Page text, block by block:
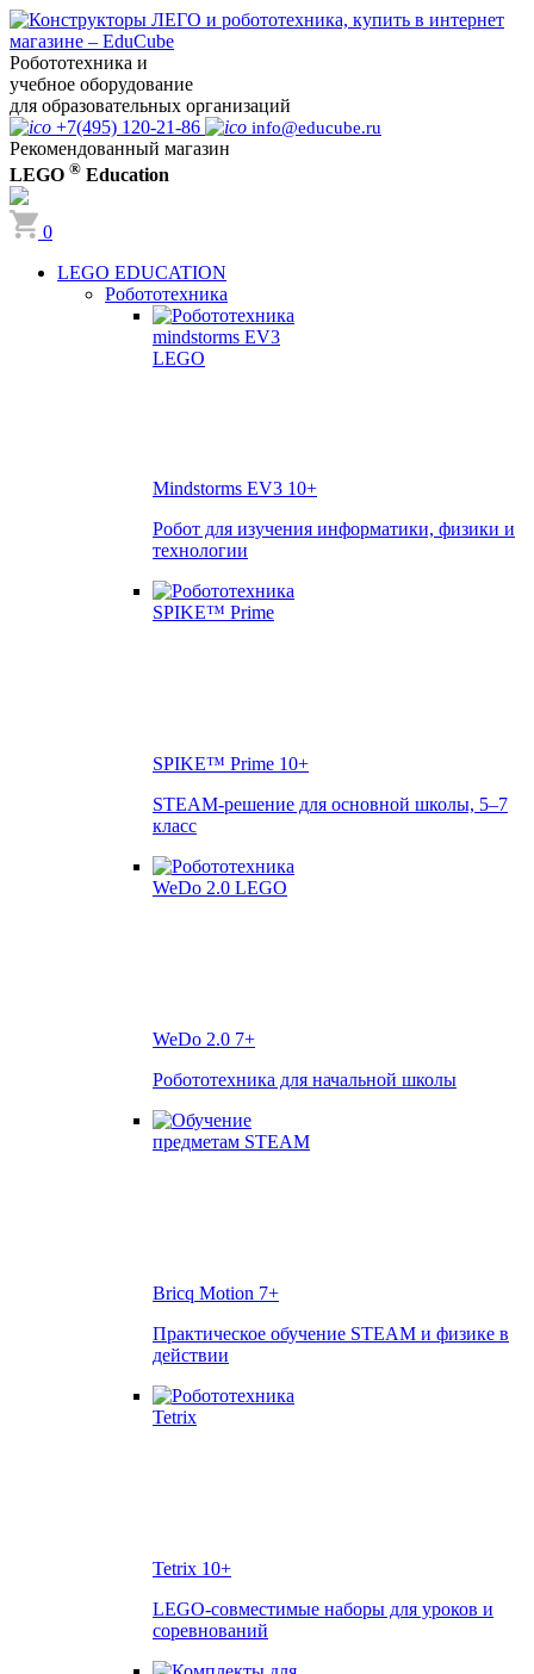
Робототехника и
учебное оборудование
для образовательных организаций
+7(495) 120-21-86
info@educube.ru
Рекомендованный магазин
LEGO ® Education
0
LEGO EDUCATION
Робототехника
Mindstorms EV3 10+
Робот для изучения информатики, физики и
технологии
SPIKE™ Prime 10+
STEAM-решение для основной школы, 5–7
класс
WeDo 2.0 7+
Робототехника для начальной школы
Bricq Motion 7+
Практическое обучение STEAM и физике в
действии
Tetrix 10+
LEGO-совместимые наборы для уроков и
соревнований